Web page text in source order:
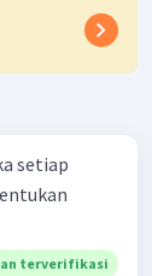
setiap
terverifikasi